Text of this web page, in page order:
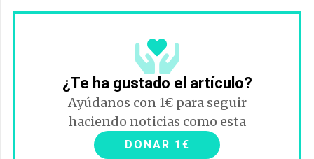
¿Te ha gustado el artículo?
Ayúdanos con 1€ para seguir
haciendo noticias como esta
DONAR 1€